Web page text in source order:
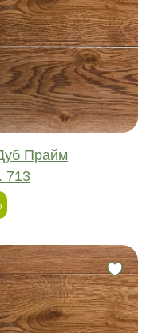
Прайм
713